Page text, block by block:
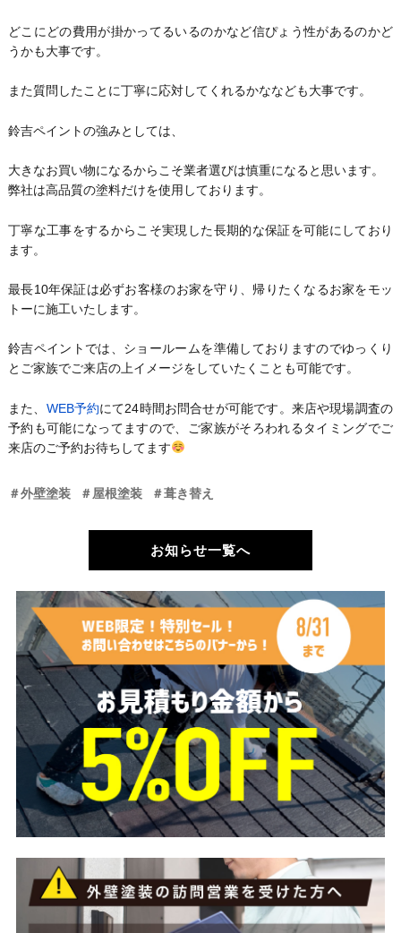
どこにどの費用が掛かってるいるのかなど信ぴょう性があるのかど
うかも大事です。
また質問したことに丁寧に応対してくれるかななども大事です。
鈴吉ペイントの強みとしては、
大きなお買い物になるからこそ業者選びは慎重になると思います。
弊社は高品質の塗料だけを使用しております。
丁寧な工事をするからこそ実現した長期的な保証を可能にしており
ます。
最長10年保証は必ずお客様のお家を守り、帰りたくなるお家をモッ
トーに施工いたします。
鈴吉ペイントでは、ショールームを準備しておりますのでゆっくり
とご家族でご来店の上イメージをしていたくことも可能です。
また、 WEB予約にて24時間お問合せが可能です。来店や現場調査の
予約も可能になってますので、ご家族がそろわれるタイミングでご
来店のご予約お待ちしてます
＃外壁塗装 ＃屋根塗装 ＃葺き替え
お知らせ一覧へ